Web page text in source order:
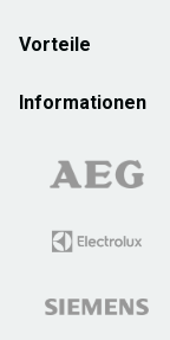
Vorteile
Informationen